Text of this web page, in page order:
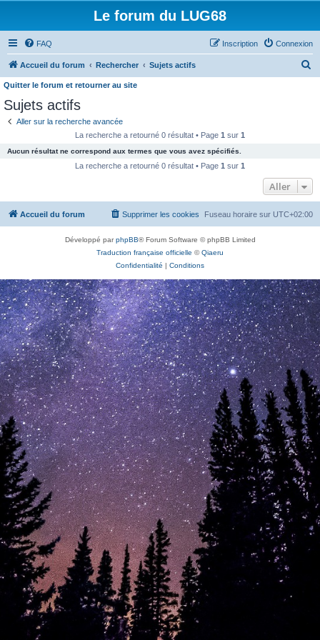
Le forum du LUG68
FAQ Connexion
Inscription
Accueil du forum Rechercher Sujets actifs
e
r
Quitter le forum et retourner au site
Sujets actifs
Aller sur la recherche avancée
La recherche a retourné 0 résultat • Page 1 sur 1
Aucun résultat ne correspond aux termes que vous avez spécifiés.
La recherche a retourné 0 résultat • Page 1 sur 1
Aller
Accueil du forum Fuseau horaire sur UTC+02:00
Supprimer les cookies
Développé parphpBB® Forum Software © phpBB Limited
Traduction française officielle ©Qiaeru
Confidentialité | Conditions